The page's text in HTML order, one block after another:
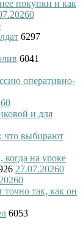
покупки и как
0
6297
6041
оперативно-
0
и для
что выбирают
на уроке
27.07.20260
0
точно так, как он
6053